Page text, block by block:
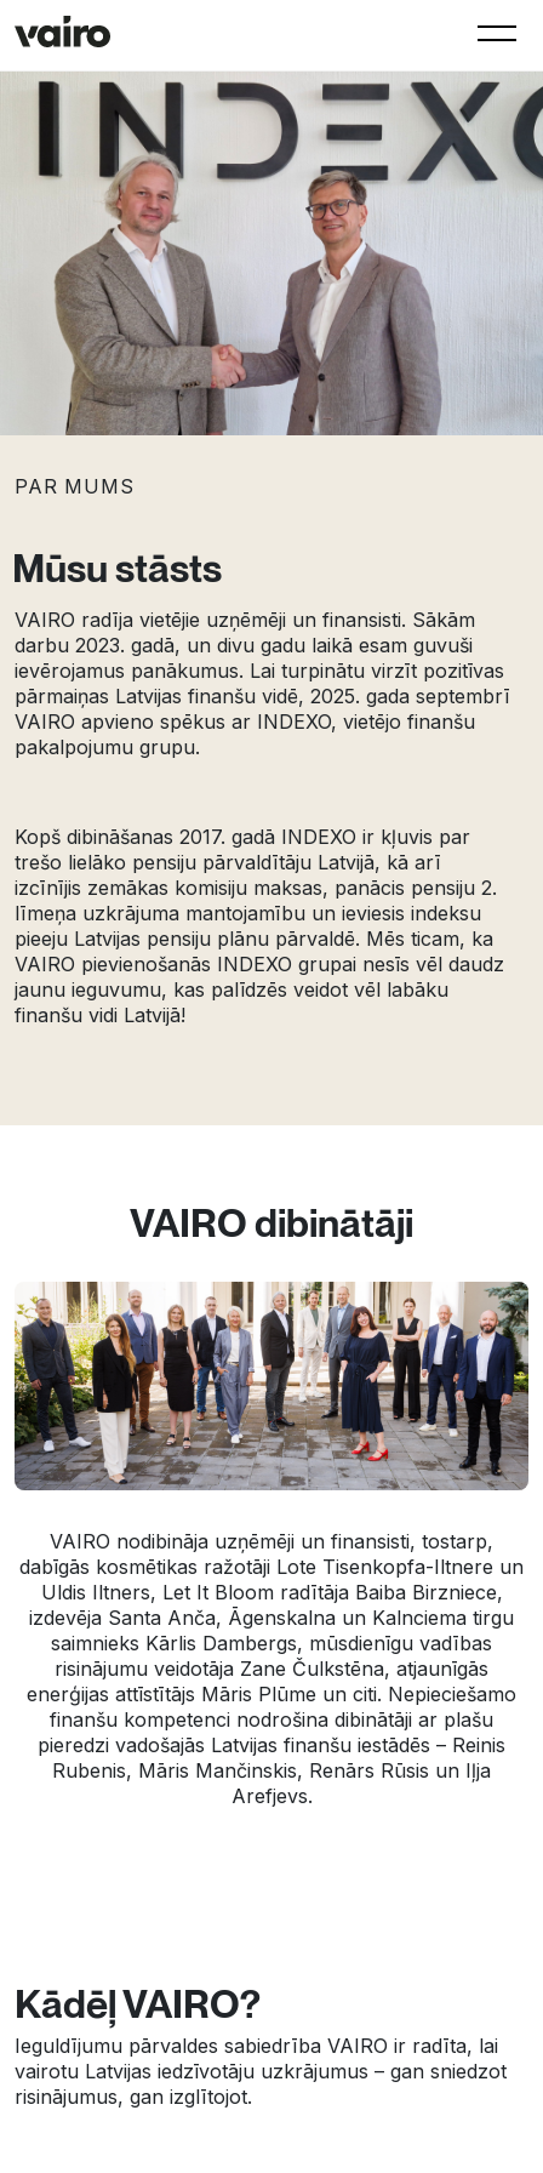
PAR MUMS
Mūsu stāsts
VAIRO radīja vietējie uzņēmēji un finansisti. Sākām
darbu 2023. gadā, un divu gadu laikā esam guvuši
ievērojamus panākumus. Lai turpinātu virzīt pozitīvas
pārmaiņas Latvijas finanšu vidē, 2025. gada septembrī
VAIRO apvieno spēkus ar INDEXO, vietējo finanšu
pakalpojumu grupu.
Kopš dibināšanas 2017. gadā INDEXO ir kļuvis par
trešo lielāko pensiju pārvaldītāju Latvijā, kā arī
izcīnījis zemākas komisiju maksas, panācis pensiju 2.
līmeņa uzkrājuma mantojamību un ieviesis indeksu
pieeju Latvijas pensiju plānu pārvaldē. Mēs ticam, ka
VAIRO pievienošanās INDEXO grupai nesīs vēl daudz
jaunu ieguvumu, kas palīdzēs veidot vēl labāku
finanšu vidi Latvijā!
VAIRO dibinātāji
VAIRO nodibināja uzņēmēji un finansisti, tostarp,
dabīgās kosmētikas ražotāji Lote Tisenkopfa-Iltnere un
Uldis Iltners, Let It Bloom radītāja Baiba Birzniece,
izdevēja Santa Anča, Āgenskalna un Kalnciema tirgu
saimnieks Kārlis Dambergs, mūsdienīgu vadības
risinājumu veidotāja Zane Čulkstēna, atjaunīgās
enerģijas attīstītājs Māris Plūme un citi. Nepieciešamo
finanšu kompetenci nodrošina dibinātāji ar plašu
pieredzi vadošajās Latvijas finanšu iestādēs – Reinis
Rubenis, Māris Mančinskis, Renārs Rūsis un Iļja
Arefjevs.
Kādēļ VAIRO?
Ieguldījumu pārvaldes sabiedrība VAIRO ir radīta, lai
vairotu Latvijas iedzīvotāju uzkrājumus – gan sniedzot
risinājumus, gan izglītojot.